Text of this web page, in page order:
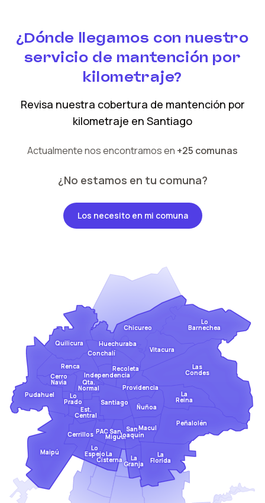
¿Dónde llegamos con nuestro
servicio de mantención por
kilometraje?
Revisa nuestra cobertura de mantención por
kilometraje en Santiago
Actualmente nos encontramos en +25 comunas
¿No estamos en tu comuna?
Los necesito en mi comuna
Chicureo
Maipú
Cerrillos
Est.
Central
Pudahuel Lo
Prado
Cerro
Navia
Santiago
Renca
Qta.
Normal
Recoleta
Independencia
Quilicura
Conchalí
La
Cisterna
Lo
Espejo
PACSan
Miguel
La
Granja
San
Joaquín
Providencia
Ñuñoa
La
Reina
Macul
La
Florida
Peñalolén
Las
Condes
Vitacura
Lo
Barnechea
Huechuraba